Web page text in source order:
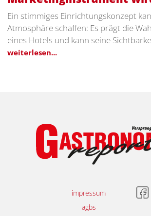
Ein stimmiges Einrichtungskonzept
Atmosphäre schaffen: Es prägt die
eines Hotels und kann seine
weiterlesen...
impressum
agbs